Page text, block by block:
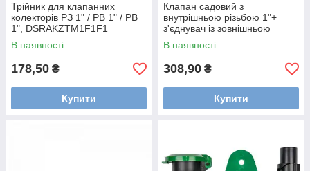
Трійник для клапанних
колекторів РЗ 1" / РВ 1" / РВ
1", DSRAKZTM1F1F1
В наявності
178,50 ₴
Купити
Клапан садовий з
внутрішньою різьбою 1"+
з'єднувач із зовнішньою
різьбою 1", DSA-
4810GW/10GZ
В наявності
308,90 ₴
Купити